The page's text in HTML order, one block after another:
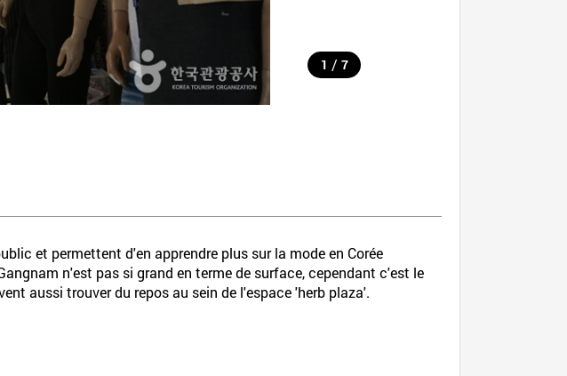
1 / 7
et permettent d'en apprendre plus sur la mode en Corée
n'est pas si grand en terme de surface, cependant c'est le
aussi trouver du repos au sein de l'espace 'herb plaza'.